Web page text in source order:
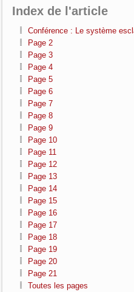
Index de l'article
Conférence : Le système
Page 2
Page 3
Page 4
Page 5
Page 6
Page 7
Page 8
Page 9
Page 10
Page 11
Page 12
Page 13
Page 14
Page 15
Page 16
Page 17
Page 18
Page 19
Page 20
Page 21
Toutes les pages